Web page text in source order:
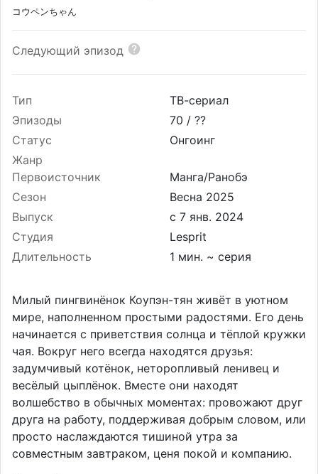
コウペンちゃん
Следующий эпизод
Тип
ТВ-сериал
Эпизоды
70 / ??
Статус
Онгоинг
Жанр
Первоисточник
Манга/Ранобэ
Сезон
Весна 2025
Выпуск
Студия
Lesprit
Длительность
1 мин. ~ серия
Милый пингвинёнок Коупэн-тян живёт в уютном
мире, наполненном простыми радостями. Его день
начинается с приветствия солнца и тёплой кружки
чая. Вокруг него всегда находятся друзья:
задумчивый котёнок, неторопливый ленивец и
весёлый цыплёнок. Вместе они находят
волшебство в обычных моментах: провожают друг
друга на работу, поддерживая добрым словом, или
просто наслаждаются тишиной утра за
совместным завтраком, ценя покой и компанию.